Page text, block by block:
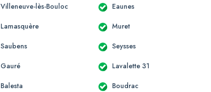
Villeneuve-lès-Bouloc Eaunes
Lamasquère Muret
Saubens Seysses
Gauré Lavalette 31
Balesta Boudrac